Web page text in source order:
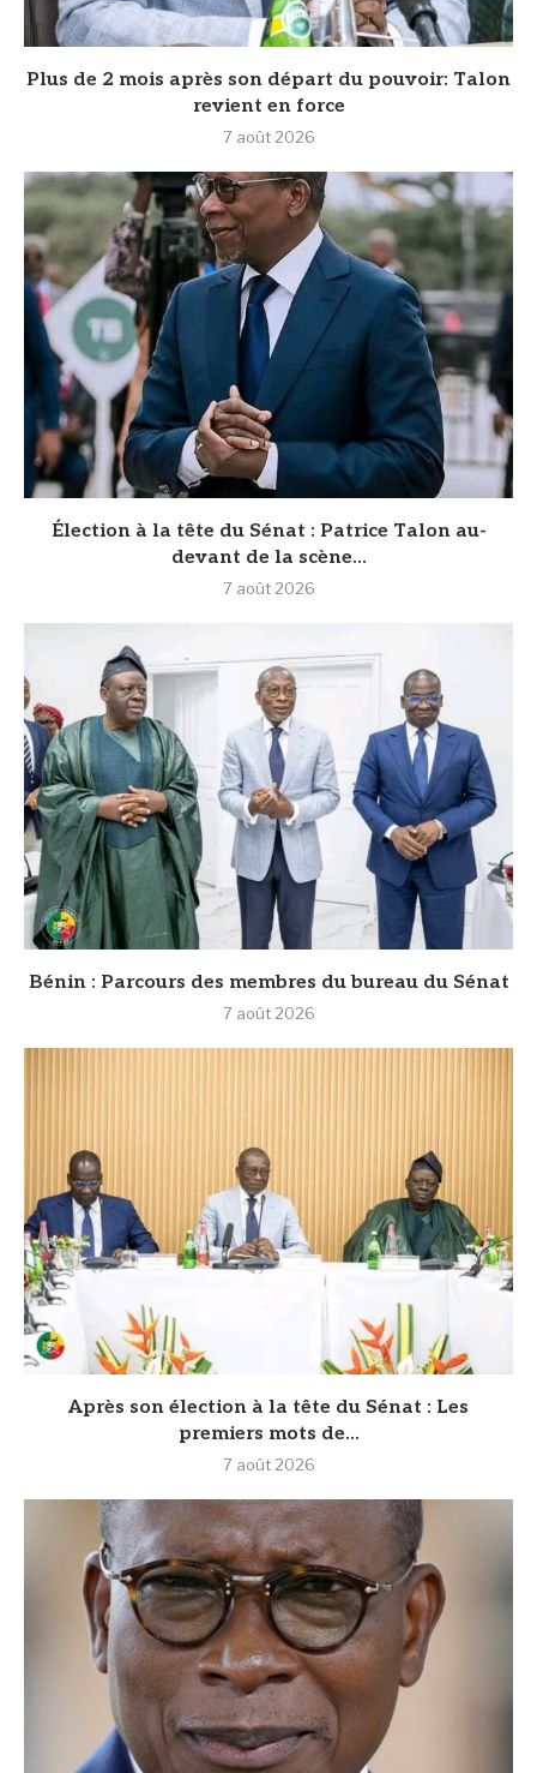
Plus de 2 mois après son départ du pouvoir: Talon
revient en force
7 août 2026
Élection à la tête du Sénat : Patrice Talon au-
devant de la scène...
7 août 2026
Bénin : Parcours des membres du bureau du Sénat
7 août 2026
Après son élection à la tête du Sénat : Les
premiers mots de...
7 août 2026